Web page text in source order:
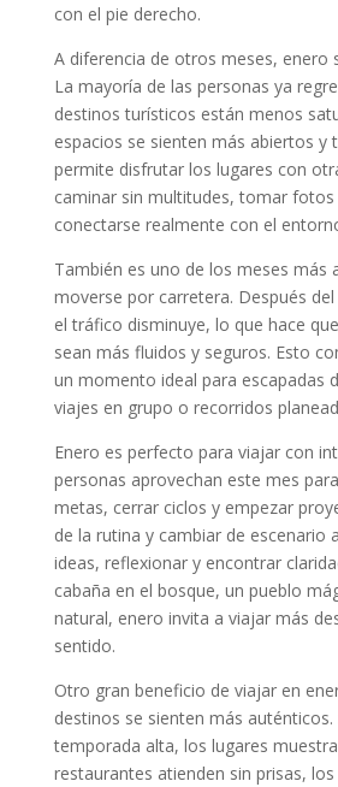
con el pie derecho.
A diferencia de otros meses, enero
La mayoría de las personas ya
destinos turísticos están menos
espacios se sienten más abiertos y
permite disfrutar los lugares con
caminar sin multitudes, tomar fotos
conectarse realmente con el
También es uno de los meses más
moverse por carretera. Después
el tráfico disminuye, lo que hace
sean más fluidos y seguros. Esto
un momento ideal para escapadas
viajes en grupo o recorridos
Enero es perfecto para viajar con
personas aprovechan este mes
metas, cerrar ciclos y empezar
de la rutina y cambiar de escenario
ideas, reflexionar y encontrar
cabaña en el bosque, un pueblo
natural, enero invita a viajar más
sentido.
Otro gran beneficio de viajar en
destinos se sienten más auténticos.
temporada alta, los lugares
restaurantes atienden sin prisas,